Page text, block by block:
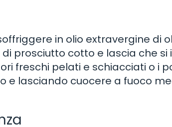
in olio extravergine di
prosciutto cotto e lascia che
freschi pelati e schiacciati o i
e lasciando cuocere a fuoco